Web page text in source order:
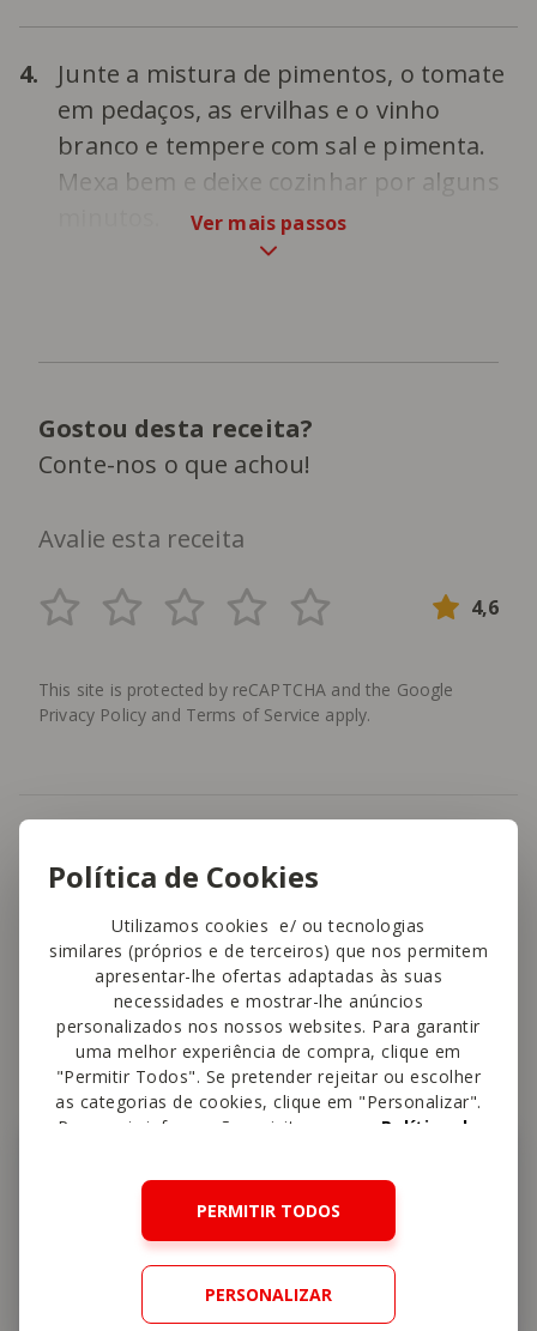
Política de Cookies
Utilizamos cookies e/ ou tecnologias
similares (próprios e de terceiros) que nos permitem
apresentar-lhe ofertas adaptadas às suas
necessidades e mostrar-lhe anúncios
personalizados nos nossos websites. Para garantir
uma melhor experiência de compra, clique em
"Permitir Todos". Se pretender rejeitar ou escolher
as categorias de cookies, clique em "Personalizar".
Para mais informações, visite a nossa Política de
PERMITIR TODOS
PERSONALIZAR
4.
Junte a mistura de pimentos, o tomate
em pedaços, as ervilhas e o vinho
branco e tempere com sal e pimenta.
Mexa bem e deixe cozinhar por alguns
Ver mais passos
Gostou desta receita?
Conte-nos o que achou!
Avalie esta receita
4,6
This site is protected by reCAPTCHA and the Google
Privacy Policy and Terms of Service apply.
Tambémvai gostar